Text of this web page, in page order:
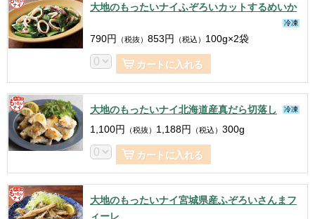
大地のもったいナイふぞろいカットするめいか
冷凍
790円 （税抜） 853円 （税込） 100g×2袋
カートに入れる
大地のもったいナイ北海道産真だら切落し 冷凍
1,100円 （税抜） 1,188円 （税込） 300g
カートに入れる
大地のもったいナイ宮城県産ふぞろいさんまフ
ィーレ